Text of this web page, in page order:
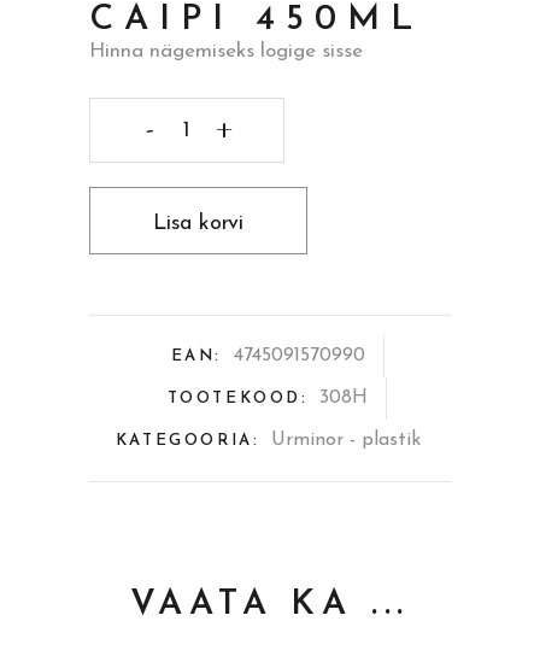
CAIPI 450ML
Hinna nägemiseks logige sisse
Lisa korvi
EAN: 4745091570990
TOOTEKOOD: 308H
KATEGOORIA: Urminor - plastik
VAATA KA ...